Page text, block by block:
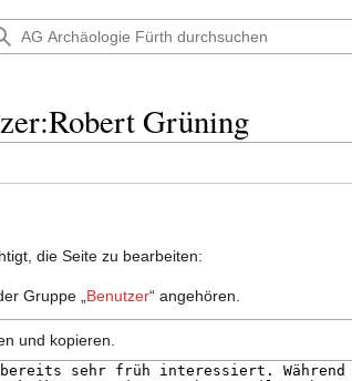
Grüning
die Seite zu bearbeiten:
Gruppe „ Benutzer“ angehören.
und kopieren.